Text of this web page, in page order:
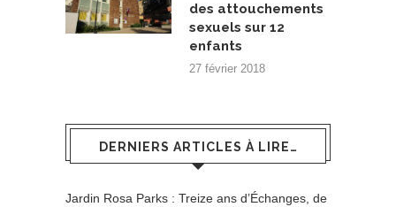
des attouchements
sexuels sur 12
enfants
27 février 2018
DERNIERS ARTICLES À LIRE…
Jardin Rosa Parks : Treize ans d’Échanges, de